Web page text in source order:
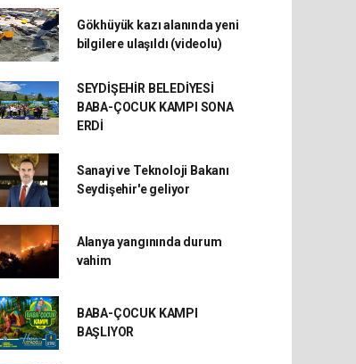
Gökhüyük kazı alanında yeni
bilgilere ulaşıldı (videolu)
SEYDİŞEHİR BELEDİYESİ
BABA-ÇOCUK KAMPI SONA
ERDİ
Sanayi ve Teknoloji Bakanı
Seydişehir'e geliyor
Alanya yangınında durum
vahim
BABA-ÇOCUK KAMPI
BAŞLIYOR